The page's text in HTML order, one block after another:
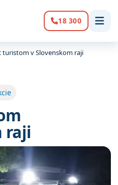
Volanie:
18 300
turistom v Slovenskom raji
raji